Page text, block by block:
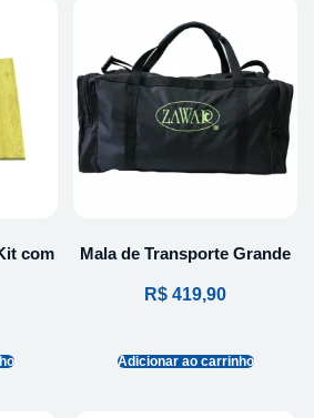
com
Mala de Transporte Grande
R$ 419,90
Adicionar ao carrinho